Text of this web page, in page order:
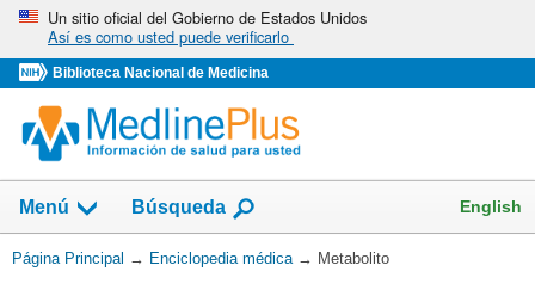
Omita
vaya
al
Contenido
Un sitio oficial del Gobierno de Estados Unidos
Así es como usted puede verificarlo
Biblioteca Nacional de Medicina
Menú Búsqueda English
Usted
Página Principal → Enciclopedia médica → Metabolito